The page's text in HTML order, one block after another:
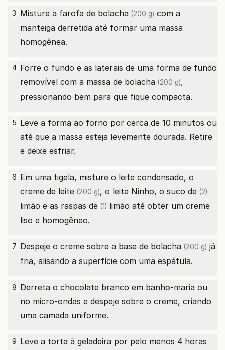
3 Misture a farofa de bolacha (200 g) com a
manteiga derretida até formar uma massa
homogênea.
4 Forre o fundo e as laterais de uma forma de fundo
removível com a massa de bolacha (200 g),
pressionando bem para que fique compacta.
5 Leve a forma ao forno por cerca de 10 minutos ou
até que a massa esteja levemente dourada. Retire
e deixe esfriar.
6 Em uma tigela, misture o leite condensado, o
creme de leite (200 g), o leite Ninho, o suco de (2)
limão e as raspas de (1) limão até obter um creme
liso e homogêneo.
7 Despeje o creme sobre a base de bolacha (200 g) já
fria, alisando a superfície com uma espátula.
8 Derreta o chocolate branco em banho-maria ou
no micro-ondas e despeje sobre o creme, criando
uma camada uniforme.
9 Leve a torta à geladeira por pelo menos 4 horas